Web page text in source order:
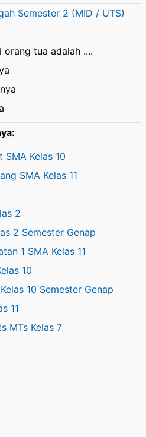
Semester 2 (MID / UTS)
tua adalah ....
SMA Kelas 10
SMA Kelas 11
2
2 Semester Genap
1 SMA Kelas 11
10
10 Semester Genap
11
MTs Kelas 7